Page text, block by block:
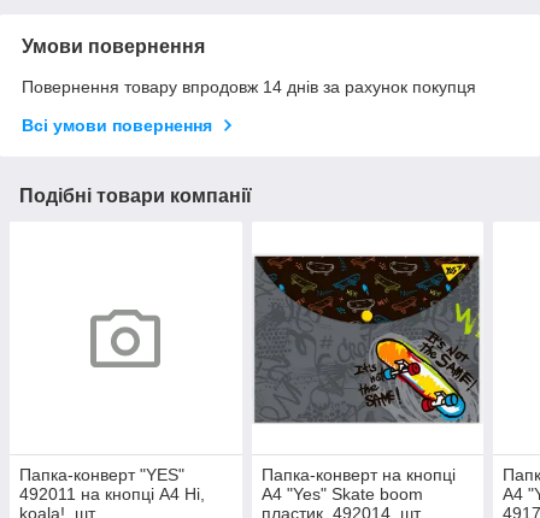
Умови повернення
Повернення товару впродовж 14 днів за рахунок покупця
Всі умови повернення
Подібні товари компанії
Папка-конверт "YES"
492011 на кнопці А4 Hi,
koala!, шт
Папка-конверт на кнопці
А4 "Yes" Skate boom
пластик, 492014, шт
А4